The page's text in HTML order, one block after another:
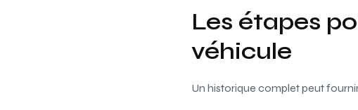
Les étapes
véhicule
Un historique complet peut